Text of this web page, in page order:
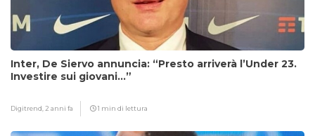
Inter, De Siervo annuncia: “Presto arriverà l’Under 23.
Investire sui giovani…”
Digitrend, 2 anni fa 1 min di lettura